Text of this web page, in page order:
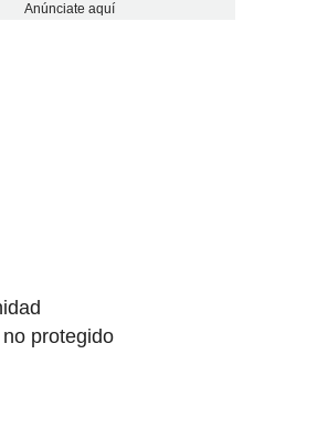
Anúnciate aquí
protegido